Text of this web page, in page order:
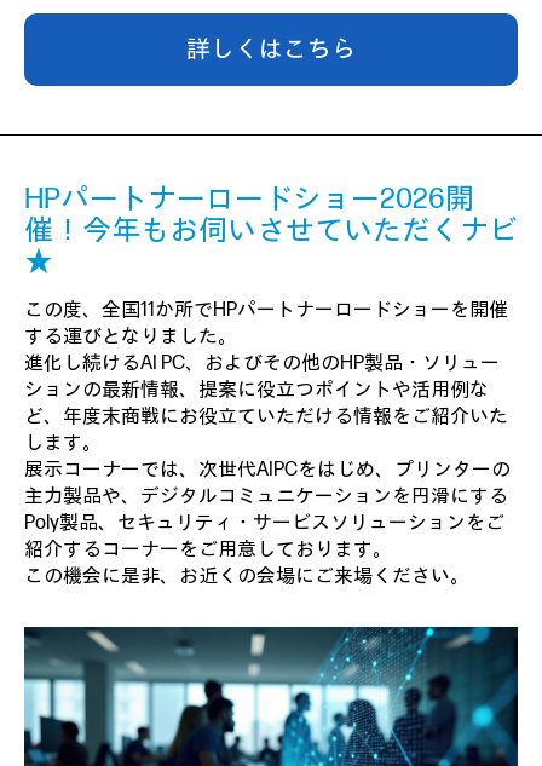
詳しくはこちら
HPパートナーロードショー2026開
催！今年もお伺いさせていただくナビ
★
この度、全国11か所でHPパートナーロードショーを開催
する運びとなりました。
進化し続けるAI PC、およびその他のHP製品・ソリュー
ションの最新情報、提案に役立つポイントや活用例な
ど、年度末商戦にお役立ていただける情報をご紹介いた
します。
展示コーナーでは、次世代AIPCをはじめ、プリンターの
主力製品や、デジタルコミュニケーションを円滑にする
Poly製品、セキュリティ・サービスソリューションをご
紹介するコーナーをご用意しております。
この機会に是非、お近くの会場にご来場ください。